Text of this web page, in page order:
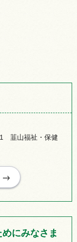
韮山福祉・保健
にみなさま